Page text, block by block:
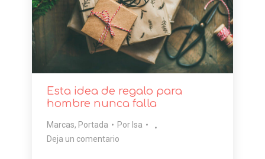
Esta idea de regalo para
hombre nunca falla
Marcas, Portada Por Isa
Deja un comentario